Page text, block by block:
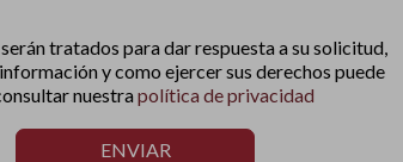
tratados para dar respuesta a su solicitud,
y como ejercer sus derechos puede
nuestrapolítica de privacidad
ENVIAR